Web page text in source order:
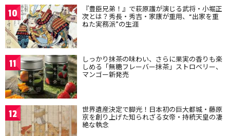
10 『豊臣兄弟！』で萩原護が演じる武将・小堀正
次とは？秀長・秀吉・家康が重用、“出家を重
ねた実務派”の生涯
11 しっかり抹茶の味わい、さらに果実の香りも楽
しめる「無糖フレーバー抹茶」ストロベリー、
マンゴー新発売
12 世界遺産決定で脚光！日本初の巨大都城・藤原
京を創り上げた知られざる女帝・持統天皇の凄
絶な執念